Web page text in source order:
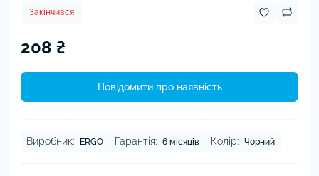
Закінчився
208 ₴
Повідомити про наявність
Виробник: ERGO Гарантія: 6 місяців Колір: Чорний